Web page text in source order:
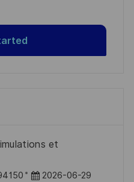
et
P 2026-06-29